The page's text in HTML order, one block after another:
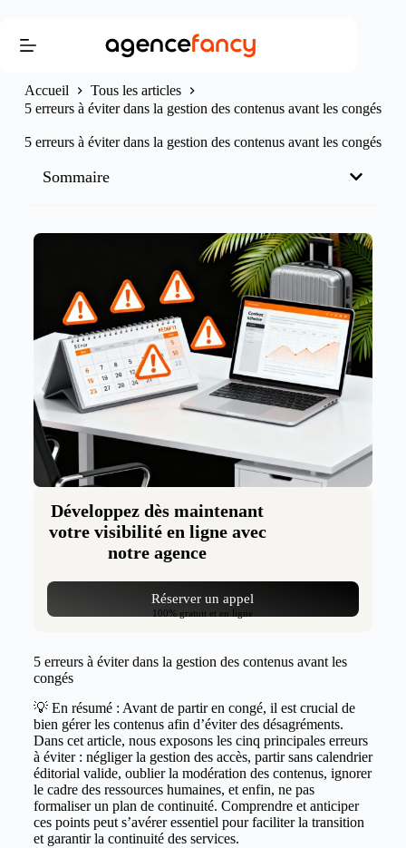
Accueil
Tous les articles
5 erreurs à éviter dans la gestion des contenus avant les congés
5 erreurs à éviter dans la gestion des contenus avant les congés
Sommaire
Développez dès maintenant
votre visibilité en ligne avec
notre agence
Réserver un appel
100% gratuit et en ligne
5 erreurs à éviter dans la gestion des contenus avant les
congés
💡 En résumé : Avant de partir en congé, il est crucial de
bien gérer les contenus afin d’éviter des désagréments.
Dans cet article, nous exposons les cinq principales erreurs
à éviter : négliger la gestion des accès, partir sans calendrier
éditorial valide, oublier la modération des contenus, ignorer
le cadre des ressources humaines, et enfin, ne pas
formaliser un plan de continuité. Comprendre et anticiper
ces points peut s’avérer essentiel pour faciliter la transition
et garantir la continuité des services.